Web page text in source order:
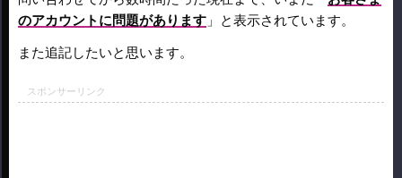
のアカウントに問題があります 」と表示されています。
また追記したいと思います。